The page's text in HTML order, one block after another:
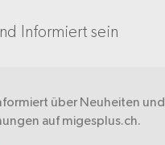
Informiert sein
über Neuheiten und
auf migesplus.ch.